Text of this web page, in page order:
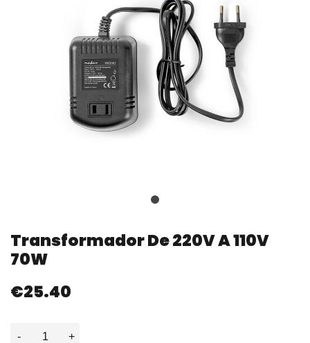
Transformador De 220V A 110V
70W
€25.40
- +